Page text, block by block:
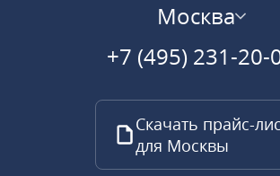
Москва
+7 (495) 231-20-
Скачать прайс-
для Москвы